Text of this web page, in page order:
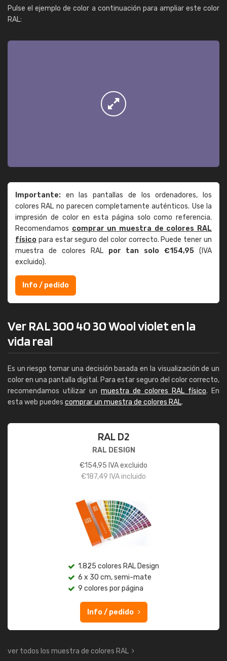
Pulse el ejemplo de color a continuación para ampliar este color
RAL:
Importante: en las pantallas de los ordenadores, los
colores RAL no parecen completamente auténticos. Use la
impresión de color en esta página solo como referencia.
Recomendamos comprar un muestra de colores RAL
físico para estar seguro del color correcto. Puede tener un
muestra de colores RAL por tan solo €154,95 (IVA
excluido).
Info / pedido
Ver RAL 300 40 30 Wool violet en la
vida real
Es un riesgo tomar una decisión basada en la visualización de un
color en una pantalla digital. Para estar seguro del color correcto,
recomendamos utilizar un muestra de colores RAL físico. En
esta web puedes comprar un muestra de colores RAL.
RAL D2
RAL DESIGN
€154,95 IVA excluido
€187,49 IVA incluido
1.825 colores RAL Design
6 x 30 cm, semi-mate
9 colores por página
Info / pedido
ver todos los muestra de colores RAL